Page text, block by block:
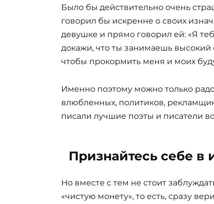
Было бы действительно очень
говорил бы искренне о своих
девушке и прямо говорил ей: «Я
докажи, что ты занимаешь высокий
чтобы прокормить меня и моих
Именно поэтому можно только
влюбленных, политиков,
писали лучшие поэты и писатели
Признайтесь себе
Но вместе с тем не стоит
«чистую монету», то есть, сразу